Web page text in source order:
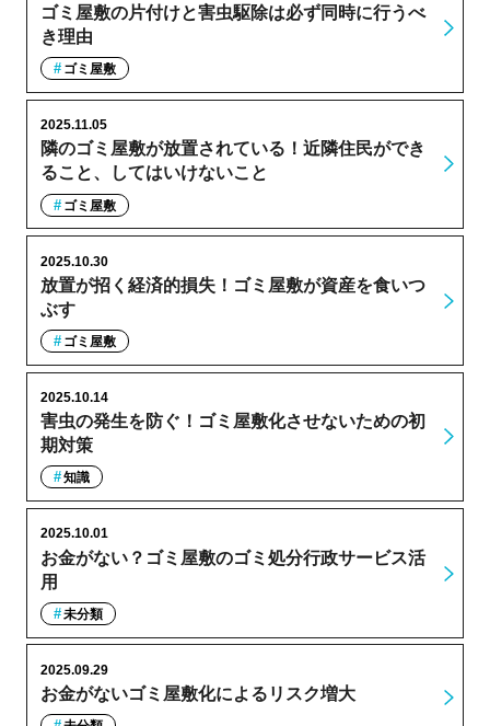
ゴミ屋敷の片付けと害虫駆除は必ず同時に行うべ
き理由
ゴミ屋敷
隣のゴミ屋敷が放置されている！近隣住民ができ
ること、してはいけないこと
2025.11.05
ゴミ屋敷
放置が招く経済的損失！ゴミ屋敷が資産を食いつ
ぶす
2025.10.30
ゴミ屋敷
害虫の発生を防ぐ！ゴミ屋敷化させないための初
期対策
2025.10.14
知識
お金がない？ゴミ屋敷のゴミ処分行政サービス活
用
2025.10.01
未分類
お金がないゴミ屋敷化によるリスク増大
2025.09.29